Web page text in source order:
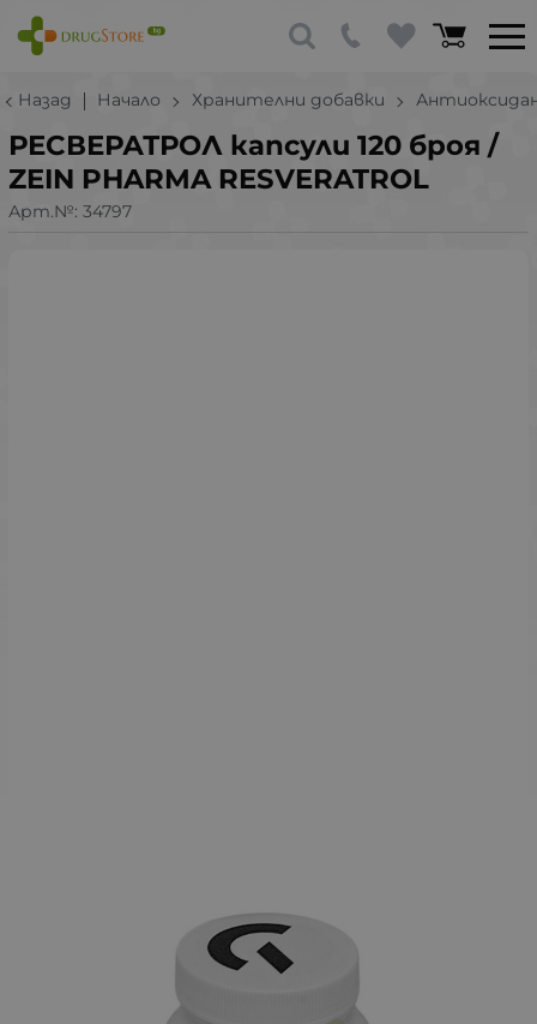
Назад Начало Хранителни добавки
РЕСВЕРАТРОЛ капсули 120 броя /
ZEIN PHARMA RESVERATROL
Арт.№: 34797